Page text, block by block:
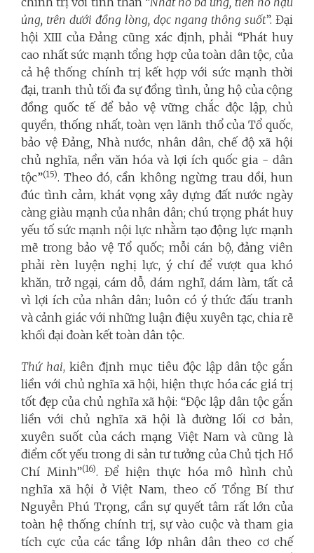
ủng, trên dưới đồng lòng, dọc ngang thông suốt”. Đại
hội XIII của Đảng cũng xác định, phải “Phát huy
cao nhất sức mạnh tổng hợp của toàn dân tộc, của
cả hệ thống chính trị kết hợp với sức mạnh thời
đại, tranh thủ tối đa sự đồng tình, ủng hộ của cộng
đồng quốc tế để bảo vệ vững chắc độc lập, chủ
quyền, thống nhất, toàn vẹn lãnh thổ của Tổ quốc,
bảo vệ Đảng, Nhà nước, nhân dân, chế độ xã hội
chủ nghĩa, nền văn hóa và lợi ích quốc gia - dân
tộc”(15). Theo đó, cần không ngừng trau dồi, hun
đúc tình cảm, khát vọng xây dựng đất nước ngày
càng giàu mạnh của nhân dân; chú trọng phát huy
yếu tố sức mạnh nội lực nhằm tạo động lực mạnh
mẽ trong bảo vệ Tổ quốc; mỗi cán bộ, đảng viên
phải rèn luyện nghị lực, ý chí để vượt qua khó
khăn, trở ngại, cám dỗ, dám nghĩ, dám làm, tất cả
vì lợi ích của nhân dân; luôn có ý thức đấu tranh
và cảnh giác với những luận điệu xuyên tạc, chia rẽ
khối đại đoàn kết toàn dân tộc.
Thứ hai, kiên định mục tiêu độc lập dân tộc gắn
liền với chủ nghĩa xã hội, hiện thực hóa các giá trị
tốt đẹp của chủ nghĩa xã hội: “Độc lập dân tộc gắn
liền với chủ nghĩa xã hội là đường lối cơ bản,
xuyên suốt của cách mạng Việt Nam và cũng là
điểm cốt yếu trong di sản tư tưởng của Chủ tịch Hồ
Chí Minh”(16). Để hiện thực hóa mô hình chủ
nghĩa xã hội ở Việt Nam, theo cố Tổng Bí thư
Nguyễn Phú Trọng, cần sự quyết tâm rất lớn của
toàn hệ thống chính trị, sự vào cuộc và tham gia
tích cực của các tầng lớp nhân dân theo cơ chế